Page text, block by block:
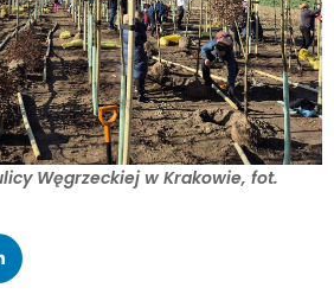
Węgrzeckiej w Krakowie, fot.